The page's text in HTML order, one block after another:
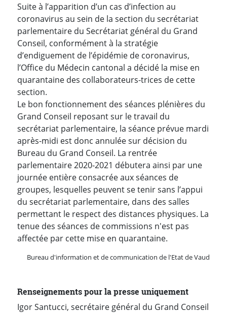
Suite à l’apparition d’un cas d’infection au
coronavirus au sein de la section du secrétariat
parlementaire du Secrétariat général du Grand
Conseil, conformément à la stratégie
d’endiguement de l’épidémie de coronavirus,
l’Office du Médecin cantonal a décidé la mise en
quarantaine des collaborateurs-trices de cette
section.
Le bon fonctionnement des séances plénières du
Grand Conseil reposant sur le travail du
secrétariat parlementaire, la séance prévue mardi
après-midi est donc annulée sur décision du
Bureau du Grand Conseil. La rentrée
parlementaire 2020-2021 débutera ainsi par une
journée entière consacrée aux séances de
groupes, lesquelles peuvent se tenir sans l’appui
du secrétariat parlementaire, dans des salles
permettant le respect des distances physiques. La
tenue des séances de commissions n'est pas
affectée par cette mise en quarantaine.
Bureau d'information et de communication de l'Etat de Vaud
Renseignements pour la presse uniquement
Igor Santucci, secrétaire général du Grand Conseil